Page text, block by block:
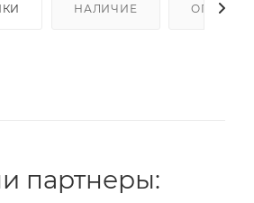
НАЛИЧИЕ ОПЛАТА
партнеры: